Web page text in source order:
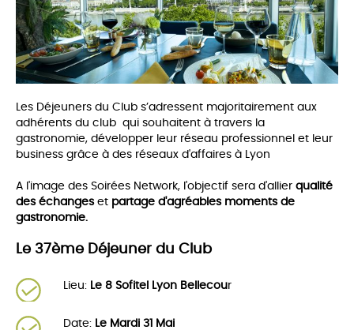
Les Déjeuners du Club s’adressent majoritairement aux
adhérents du club qui souhaitent à travers la
gastronomie, développer leur réseau professionnel et leur
business grâce à des réseaux d'affaires à Lyon
A l'image des Soirées Network, l'objectif sera d'allier qualité
des échangeset partage d'agréables moments de
gastronomie.
Le 37ème Déjeuner du Club
Lieu: Le 8 Sofitel Lyon Bellecour
Date: Le Mardi 31 Mai